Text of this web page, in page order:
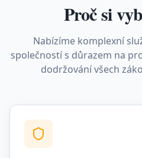
Proč si
Nabízíme komplexní
společností s důrazem na
dodržování všech